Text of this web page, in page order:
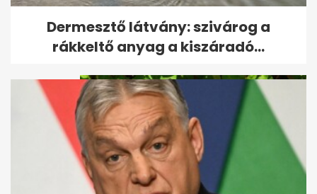
Magyar Péter nagy ígéretet
tett a nyugdíjasoknak - A hét...
Dermesztő látvány: szivárog a
rákkeltő anyag a kiszáradó...